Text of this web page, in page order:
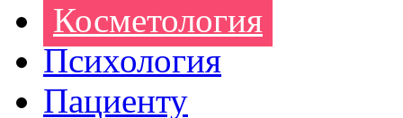
Косметология
Психология
Пациенту